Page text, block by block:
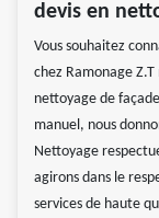
devis en
Vous souhaitez
chez Ramonage
nettoyage de
manuel, nous
Nettoyage
agirons dans le
services de haute